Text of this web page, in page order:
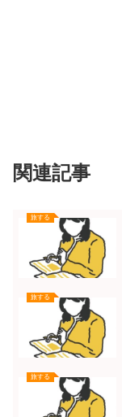
関連記事
旅する
旅する
旅する